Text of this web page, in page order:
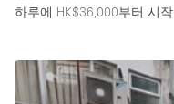
Boat
Boutique / Shop
하루에 HK$36,000부터 시작